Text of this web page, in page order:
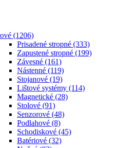
(1206)
Prisadené stropné (333)
Zapustené stropné (199)
Závesné (161)
Nástenné (119)
Stojanové (19)
Lištové systémy (114)
Magnetické (28)
Stolové (91)
Senzorové (48)
Podlahové (8)
Schodiskové (45)
Batériové (32)